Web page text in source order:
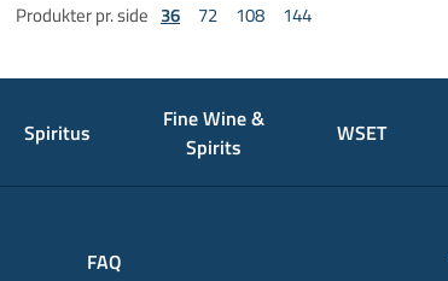
Produkter pr. side 36 72 108 144
Spiritus
Fine Wine &
Spirits
WSET
FAQ